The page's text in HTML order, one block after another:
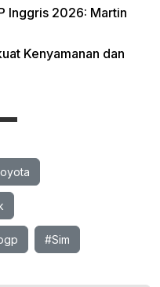
Inggris 2026: Martin
Kenyamanan dan
#Sim